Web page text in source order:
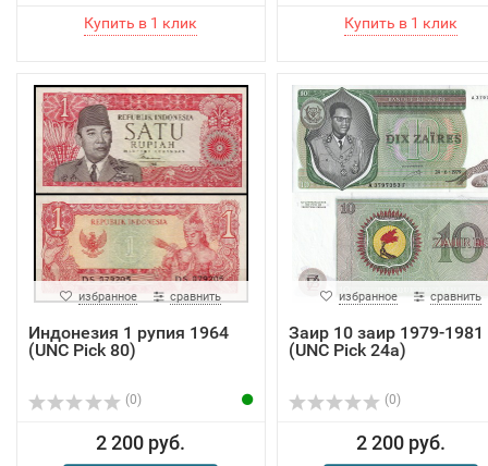
избранное сравнить
Индонезия 1 рупия 1964
(UNC Pick 80)
(0)
2 200 руб.
избранное сравнить
Заир 10 заир 1979-1981
(UNC Pick 24a)
(0)
2 200 руб.